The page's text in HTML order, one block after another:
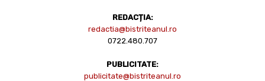
REDACȚIA:
redactia@bistriteanul.ro
0722.480.707
PUBLICITATE:
publicitate@bistriteanul.ro